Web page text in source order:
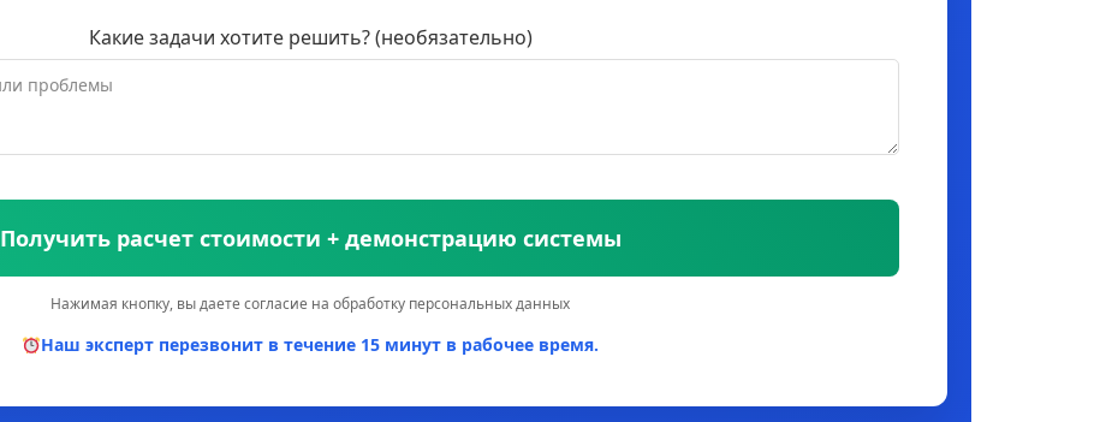
Какие задачи хотите решить? (необязательно)
Получить расчет стоимости + демонстрацию системы
Нажимая кнопку, вы даете согласие на обработку персональных данных
Наш эксперт перезвонит в течение 15 минут в рабочее время.